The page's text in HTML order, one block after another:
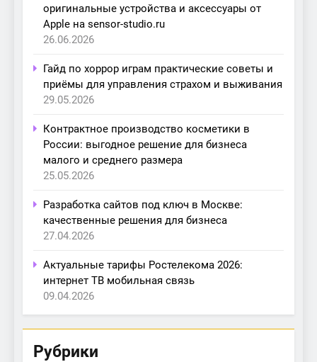
оригинальные устройства и аксессуары от
Apple на sensor-studio.ru
26.06.2026
Гайд по хоррор играм практические советы и
приёмы для управления страхом и выживания
29.05.2026
Контрактное производство косметики в
России: выгодное решение для бизнеса
малого и среднего размера
25.05.2026
Разработка сайтов под ключ в Москве:
качественные решения для бизнеса
27.04.2026
Актуальные тарифы Ростелекома 2026:
интернет ТВ мобильная связь
09.04.2026
Рубрики